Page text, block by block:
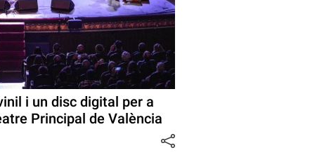
i un disc digital per a
Principal de València